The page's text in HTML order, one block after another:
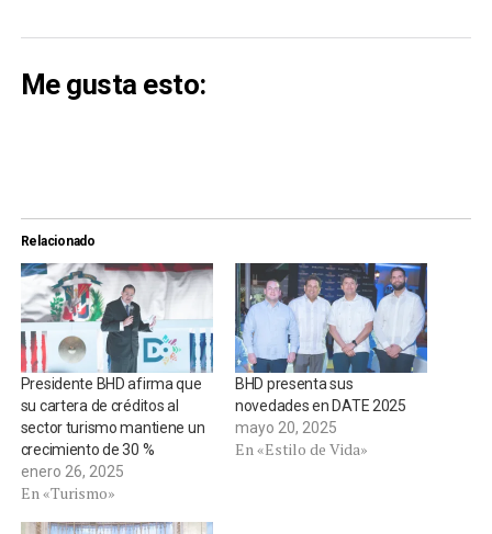
Me gusta esto:
Relacionado
Presidente BHD afirma que
su cartera de créditos al
sector turismo mantiene un
crecimiento de 30 %
enero 26, 2025
En «Turismo»
BHD presenta sus
novedades en DATE 2025
mayo 20, 2025
En «Estilo de Vida»